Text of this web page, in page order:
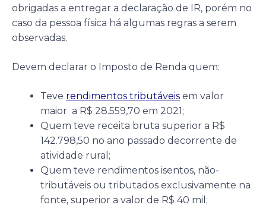
obrigadas a entregar a declaração de IR, porém no
caso da pessoa física há algumas regras a serem
observadas.
Devem declarar o Imposto de Renda quem:
Teve rendimentos tributáveis em valor
maior a R$ 28.559,70 em 2021;
Quem teve receita bruta superior a R$
142.798,50 no ano passado decorrente de
atividade rural;
Quem teve rendimentos isentos, não-
tributáveis ou tributados exclusivamente na
fonte, superior a valor de R$ 40 mil;